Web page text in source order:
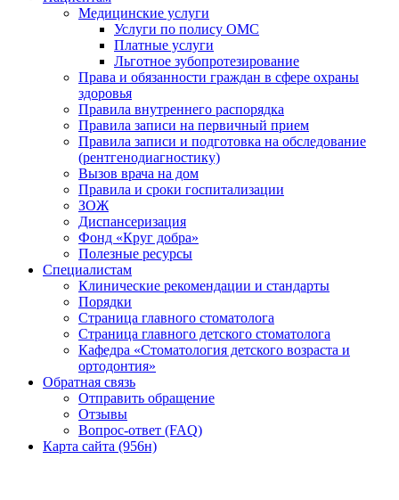
Медицинские услуги
Услуги по полису ОМС
Платные услуги
Льготное зубопротезирование
Права и обязанности граждан в сфере охраны
здоровья
Правила внутреннего распорядка
Правила записи на первичный прием
Правила записи и подготовка на обследование
(рентгенодиагностику)
Вызов врача на дом
Правила и сроки госпитализации
ЗОЖ
Диспансеризация
Фонд «Круг добра»
Полезные ресурсы
Специалистам
Клинические рекомендации и стандарты
Порядки
Страница главного стоматолога
Страница главного детского стоматолога
Кафедра «Стоматология детского возраста и
ортодонтия»
Обратная связь
Отправить обращение
Отзывы
Вопрос-ответ (FAQ)
Карта сайта (956н)